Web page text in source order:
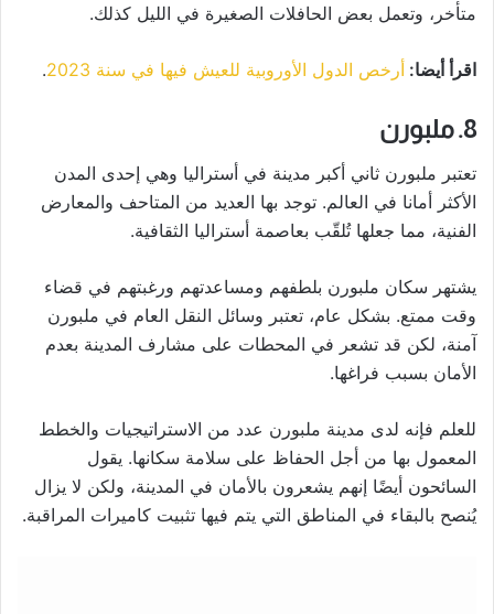
متأخر، وتعمل بعض الحافلات الصغيرة في الليل كذلك.
اقرأ أيضا: أرخص الدول الأوروبية للعيش فيها في سنة 2023 .
8. ملبورن
تعتبر ملبورن ثاني أكبر مدينة في أستراليا وهي إحدى المدن
الأكثر أمانا في العالم. توجد بها العديد من المتاحف والمعارض
الفنية، مما جعلها تُلقّب بعاصمة أستراليا الثقافية.
يشتهر سكان ملبورن بلطفهم ومساعدتهم ورغبتهم في قضاء
وقت ممتع. بشكل عام، تعتبر وسائل النقل العام في ملبورن
آمنة، لكن قد تشعر في المحطات على مشارف المدينة بعدم
الأمان بسبب فراغها.
للعلم فإنه لدى مدينة ملبورن عدد من الاستراتيجيات والخطط
المعمول بها من أجل الحفاظ على سلامة سكانها. يقول
السائحون أيضًا إنهم يشعرون بالأمان في المدينة، ولكن لا يزال
يُنصح بالبقاء في المناطق التي يتم فيها تثبيت كاميرات المراقبة.